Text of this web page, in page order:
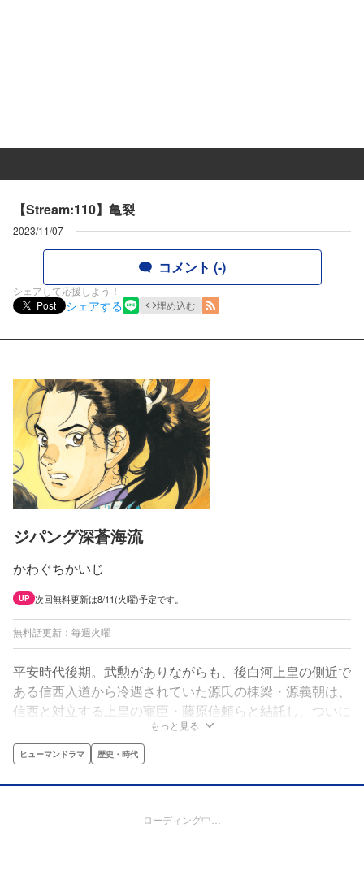
【Stream:110】亀裂
2023/11/07
コメント (-)
シェアして応援しよう！
Post
シェアする 埋め込む
ジパング深蒼海流
かわぐちかいじ
UP 次回無料更新は8/11(火曜)予定です。
無料話更新：毎週火曜
平安時代後期。武勲がありながらも、後白河上皇の側近で
ある信西入道から冷遇されていた源氏の棟梁・源義朝は、
信西と対立する上皇の寵臣・藤原信頼らと結託し、ついに
決起する。1159年（平治元年）冬、世にいう「平治の
乱」のはじまりである。父・義朝から次期当主に期待され
る頼朝は、13歳で初陣に出る。源氏と平氏の決戦の時が
迫っていた。
もっと見る
ヒューマンドラマ 歴史・時代
ローディング中…